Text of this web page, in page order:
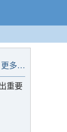
更多…
重要